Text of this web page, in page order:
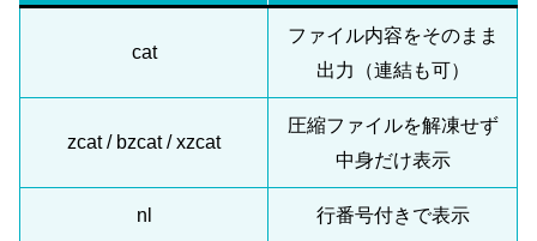
cat
ファイル内容をそのまま
出力（連結も可）
zcat / bzcat / xzcat
圧縮ファイルを解凍せず
中身だけ表示
nl 行番号付きで表示